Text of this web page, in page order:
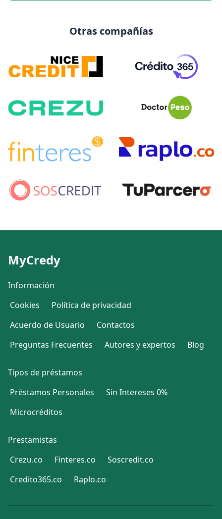
Otras compañías
MyCredy
Información
Cookies
Política de privacidad
Acuerdo de Usuario
Contactos
Preguntas Frecuentes
Autores y expertos Blog
Tipos de préstamos
Préstamos Personales
Sin Intereses 0%
Microcréditos
Prestamistas
Crezu.co
Finteres.co
Soscredit.co
Credito365.co
Raplo.co